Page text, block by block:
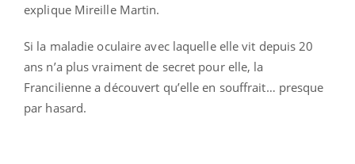
explique Mireille Martin.
Si la maladie oculaire avec laquelle elle vit depuis 20
ans n’a plus vraiment de secret pour elle, la
Francilienne a découvert qu’elle en souffrait… presque
par hasard.